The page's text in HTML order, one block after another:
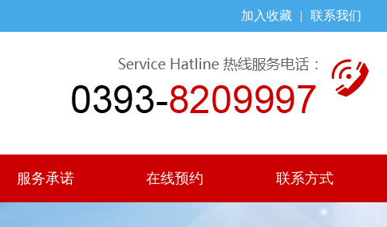
加入收藏 | 联系我们
服务承诺 在线预约 联系方式